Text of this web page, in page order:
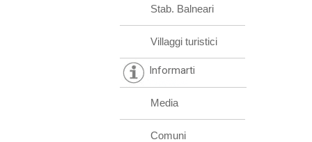
Stab. Balneari
Villaggi turistici
Informarti
Media
Comuni